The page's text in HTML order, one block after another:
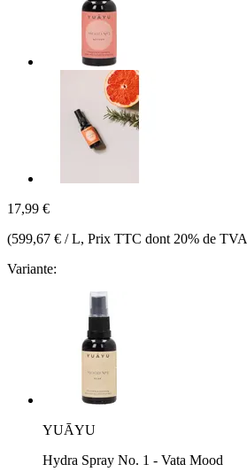
17,99 €
(599,67 € / L, Prix TTC dont 20% de TVA
Variante:
YUĀYU
Hydra Spray No. 1 - Vata Mood